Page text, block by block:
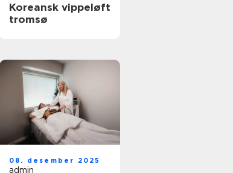
Koreansk vippeløft
tromsø
08. desember 2025
admin